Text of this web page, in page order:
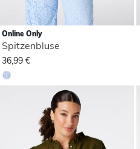
Online Only
Spitzenbluse
36,99 €